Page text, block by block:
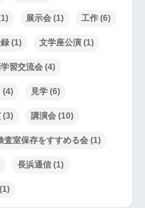
展示会(1) 工作(6)
(1) 文学座公演(1)
習交流会(4)
(4) 見学(6)
(3) 講演会(10)
査室保存をすすめる会(1)
長浜通信(1)